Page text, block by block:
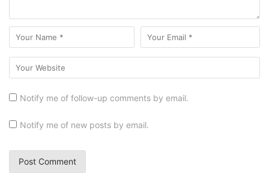
Notify me of follow-up comments by email.
Notify me of new posts by email.